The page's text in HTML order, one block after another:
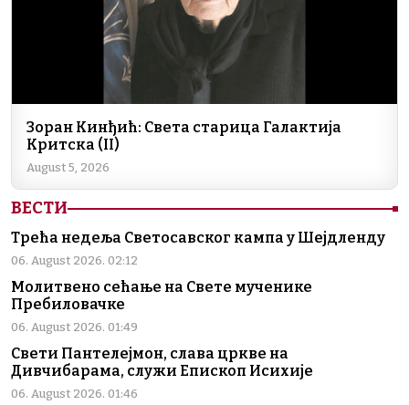
Зоран Кинђић: Света старица Галактија
Критска (II)
August 5, 2026
ВЕСТИ
Трећа недеља Светосавског кампа у Шејдленду
06. August 2026. 02:12
Молитвено сећање на Свете мученике
Пребиловачке
06. August 2026. 01:49
Свети Пантелејмон, слава цркве на
Дивчибарама, служи Епископ Исихије
06. August 2026. 01:46